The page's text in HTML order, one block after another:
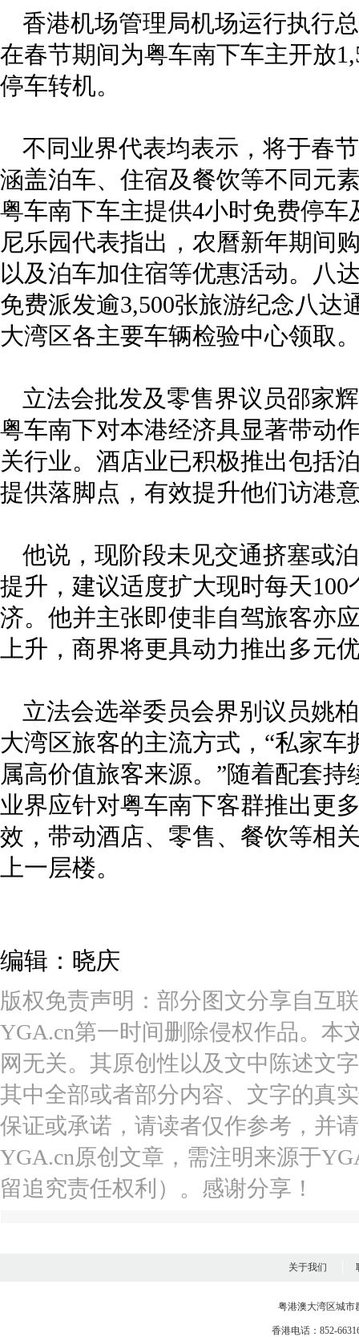
香港机场管理局机场运行执行
在春节期间为粤车南下车主开放
停车转机。
不同业界代表均表示，将于春
涵盖泊车、住宿及餐饮等不同元
粤车南下车主提供4小时免费停
尼乐园代表指出，农曆新年期间
以及泊车加住宿等优惠活动。八
免费派发逾3,500张旅游纪念八
大湾区各主要车辆检验中心领取
立法会批发及零售界议员邵家
粤车南下对本港经济具显著带动
关行业。酒店业已积极推出包括
提供落脚点，有效提升他们访港
他说，现阶段未见交通挤塞或
提升，建议适度扩大现时每天
济。他并主张即使非自驾旅客亦
上升，商界将更具动力推出多元
立法会选举委员会界别议员姚
大湾区旅客的主流方式，“私家
属高价值旅客来源。”随着配套
业界应针对粤车南下客群推出更
效，带动酒店、零售、餐饮等相
上一层楼。
编辑：晓庆
版权免责声明：部分图文分享自互
YGA.cn第一时间删除侵权作品。本
网无关。其原创性以及文中陈述文
其中全部或者部分内容、文字的真
保证或承诺，请读者仅作参考，并
YGA.cn原创文章，需注明来源于
留追究责任权利）。感谢分享！
关于我们
粤港澳大湾区城市
香港电话：852-